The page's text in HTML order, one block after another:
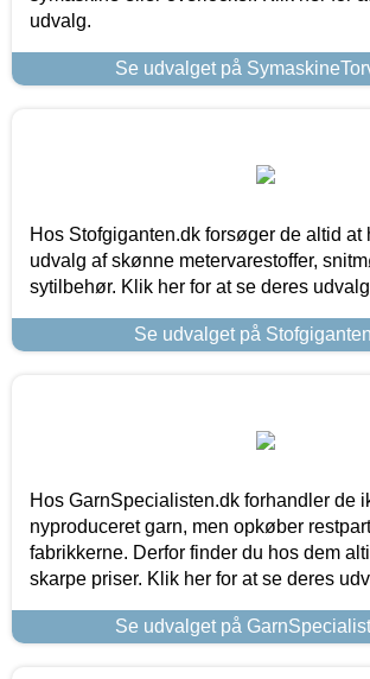
udvalg.
Se udvalget på
Hos Stofgiganten.dk forsøger de altid at
udvalg af skønne metervarestoffer,
sytilbehør. Klik her for at se deres
Se udvalget på
Hos GarnSpecialisten.dk forhandler de
nyproduceret garn, men opkøber
fabrikkerne. Derfor finder du hos dem
skarpe priser. Klik her for at se deres
Se udvalget på